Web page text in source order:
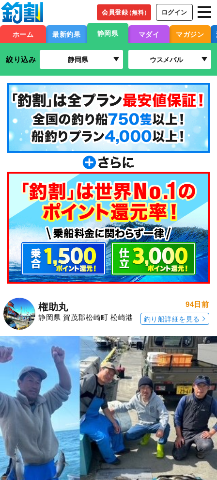
会員登録（無料） ログイン
ホーム 最新釣果 静岡県 マダイ マガジン
絞り込み 静岡県 ウスメバル
権助丸
静岡県 賀茂郡松崎町 松崎港
94日前
釣り船詳細を見る